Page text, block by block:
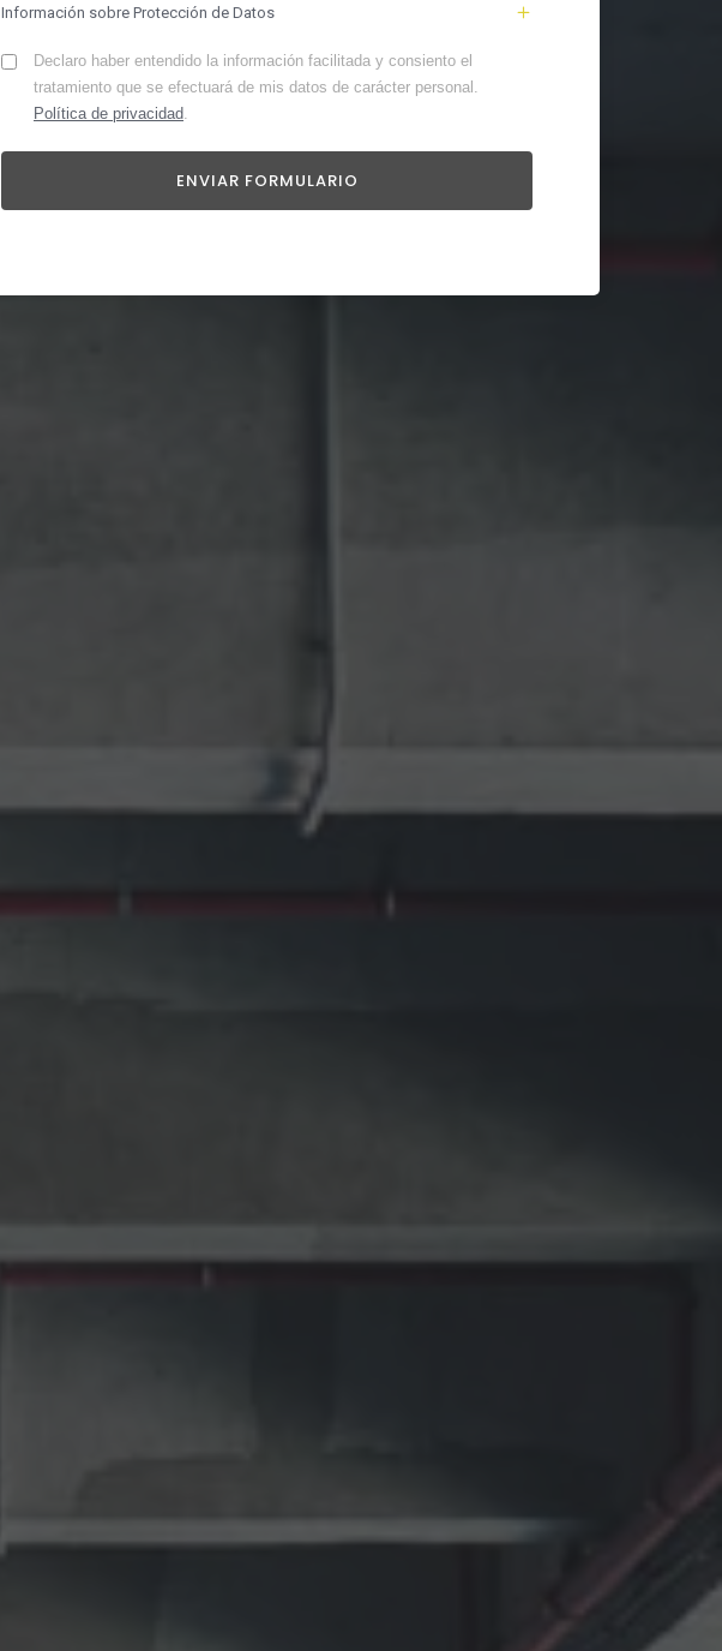
Información sobre Protección de Datos
Declaro haber entendido la información facilitada y consiento el
tratamiento que se efectuará de mis datos de carácter personal.
Política de privacidad.